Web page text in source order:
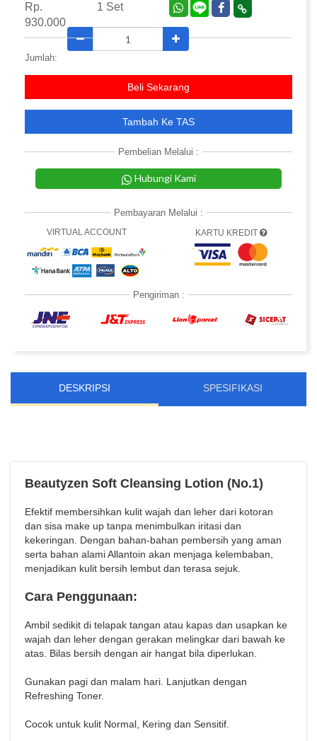
Rp.
930.000
1 Set
Jumlah:
Beli Sekarang
Tambah Ke TAS
Pembelian Melalui :
Hubungi Kami
Pembayaran Melalui :
VIRTUAL ACCOUNT KARTU KREDIT
Pengiriman :
DESKRIPSI SPESIFIKASI
Beautyzen Soft Cleansing Lotion (No.1)
Efektif membersihkan kulit wajah dan leher dari kotoran
dan sisa make up tanpa menimbulkan iritasi dan
kekeringan. Dengan bahan-bahan pembersih yang aman
serta bahan alami Allantoin akan menjaga kelembaban,
menjadikan kulit bersih lembut dan terasa sejuk.
Cara Penggunaan:
Ambil sedikit di telapak tangan atau kapas dan usapkan ke
wajah dan leher dengan gerakan melingkar dari bawah ke
atas. Bilas bersih dengan air hangat bila diperlukan.
Gunakan pagi dan malam hari. Lanjutkan dengan
Refreshing Toner.
Cocok untuk kulit Normal, Kering dan Sensitif.